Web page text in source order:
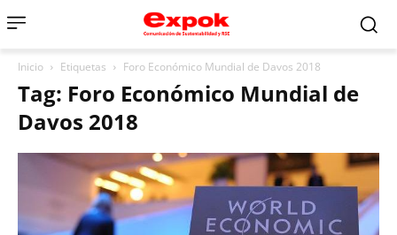
Inicio Etiquetas Foro Económico Mundial de Davos 2018
Tag: Foro Económico Mundial de
Davos 2018